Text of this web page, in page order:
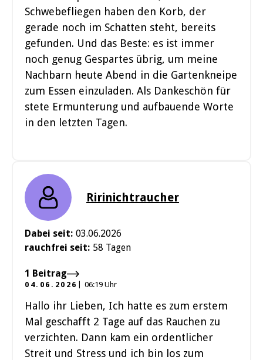
Schwebefliegen haben den Korb, der
gerade noch im Schatten steht, bereits
gefunden. Und das Beste: es ist immer
noch genug Gespartes übrig, um meine
Nachbarn heute Abend in die Gartenkneipe
zum Essen einzuladen. Als Dankeschön für
stete Ermunterung und aufbauende Worte
in den letzten Tagen.
Ririnichtraucher
Dabei seit: 03.06.2026
rauchfrei seit: 58 Tagen
1 Beitrag
04.06.2026 06:19 Uhr
Hallo ihr Lieben, Ich hatte es zum erstem
Mal geschafft 2 Tage auf das Rauchen zu
verzichten. Dann kam ein ordentlicher
Streit und Stress und ich bin los zum